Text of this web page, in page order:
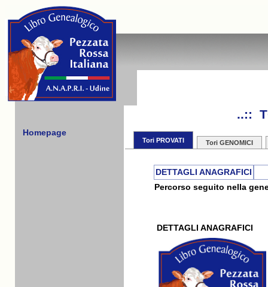
Homepage
..::
Tori PROVATI Tori GENOMICI
DETTAGLI ANAGRAFICI
Percorso seguito nella
DETTAGLI ANAGRAFICI